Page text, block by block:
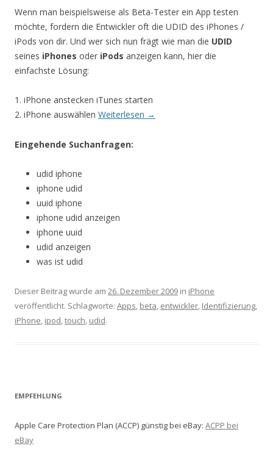
Wenn man beispielsweise als Beta-Tester ein App testen
möchte, fordern die Entwickler oft die UDID des iPhones /
iPods von dir. Und wer sich nun frägt wie man die UDID
seines iPhones oder iPods anzeigen kann, hier die
einfachste Lösung:
1. iPhone anstecken iTunes starten
2. iPhone auswählen Weiterlesen →
Eingehende Suchanfragen:
udid iphone
iphone udid
uuid iphone
iphone udid anzeigen
iphone uuid
udid anzeigen
was ist udid
Dieser Beitrag wurde am 26. Dezember 2009 in iPhone
veröffentlicht. Schlagworte: Apps, beta, entwickler, Identifizierung,
iPhone, ipod,touch, udid.
EMPFEHLUNG
Apple Care Protection Plan (ACCP) günstig bei eBay: ACPP bei
eBay